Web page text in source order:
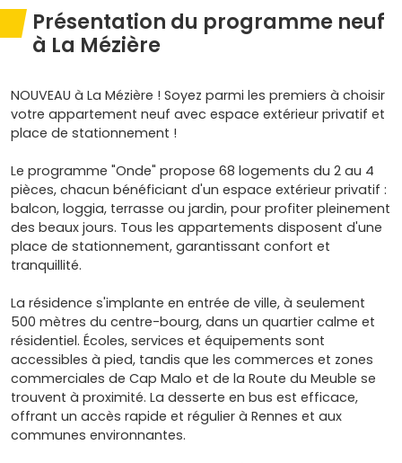
Présentation du programme neuf
à La Mézière
NOUVEAU à La Mézière ! Soyez parmi les premiers à choisir
votre appartement neuf avec espace extérieur privatif et
place de stationnement !
Le programme "Onde" propose 68 logements du 2 au 4
pièces, chacun bénéficiant d'un espace extérieur privatif :
balcon, loggia, terrasse ou jardin, pour profiter pleinement
des beaux jours. Tous les appartements disposent d'une
place de stationnement, garantissant confort et
tranquillité.
La résidence s'implante en entrée de ville, à seulement
500 mètres du centre-bourg, dans un quartier calme et
résidentiel. Écoles, services et équipements sont
accessibles à pied, tandis que les commerces et zones
commerciales de Cap Malo et de la Route du Meuble se
trouvent à proximité. La desserte en bus est efficace,
offrant un accès rapide et régulier à Rennes et aux
communes environnantes.